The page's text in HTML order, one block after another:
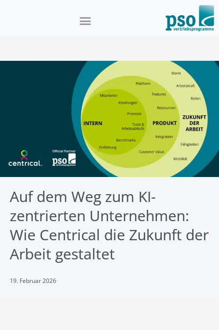
Auf dem Weg zum KI-
zentrierten Unternehmen:
Wie Centrical die Zukunft der
Arbeit gestaltet
19. Februar 2026